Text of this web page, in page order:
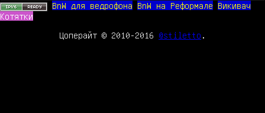
BnW для ведрофона
BnW на Реформале
Викивач
Котятки
Цоперайт © 2010-2016 @stiletto